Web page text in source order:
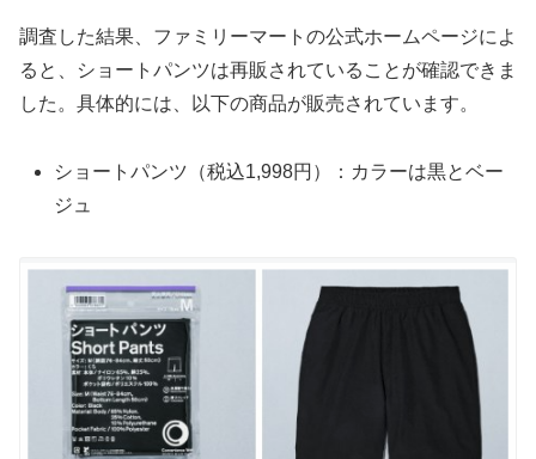
調査した結果、ファミリーマートの公式ホームページによ
ると、ショートパンツは再販されていることが確認できま
した。具体的には、以下の商品が販売されています。
ショートパンツ（税込1,998円）：カラーは黒とベー
ジュ